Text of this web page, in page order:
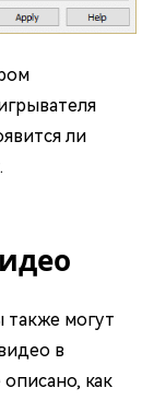
ли
также могут
в
как